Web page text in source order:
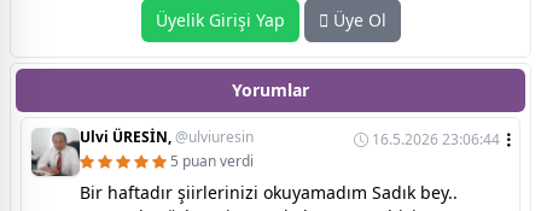
Üyelik Girişi Yap Üye Ol
Yorumlar
Ulvi ÜRESİN,@ulviuresin
16.5.2026 23:06:44
5 puan verdi
Bir haftadır şiirlerinizi okuyamadım Sadık bey..